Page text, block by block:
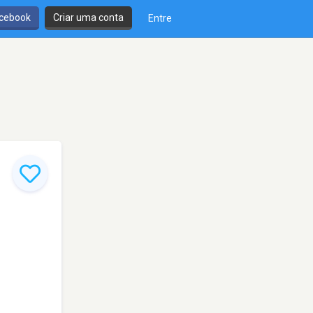
Criar uma conta Entre